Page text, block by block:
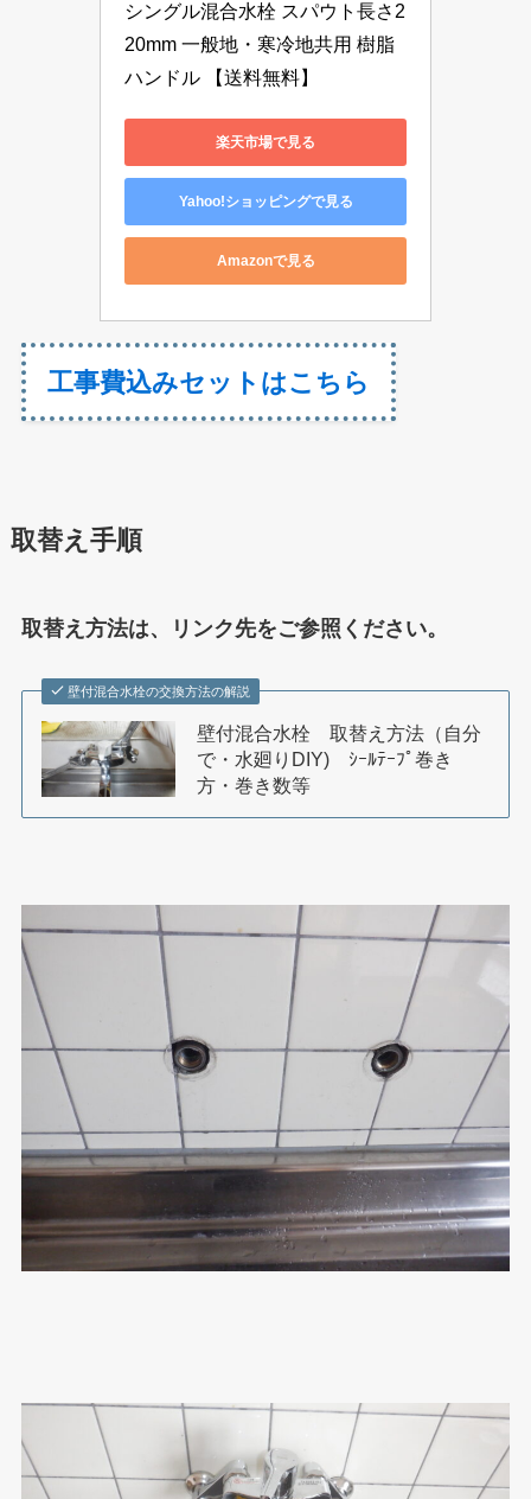
シングル混合水栓 スパウト長さ2
20mm 一般地・寒冷地共用 樹脂
ハンドル 【送料無料】
楽天市場で見る
Yahoo!ショッピングで見る
Amazonで見る
工事費込みセットはこちら
取替え手順
取替え方法は、リンク先をご参照ください。
壁付混合水栓の交換方法の解説
壁付混合水栓 取替え方法（自分
で・水廻りDIY) ｼｰﾙﾃｰﾌﾟ巻き
方・巻き数等